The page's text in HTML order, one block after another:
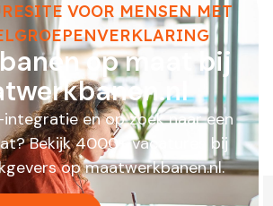
VOOR MENSEN MET
op maat bij
en op zoek naar een
Bekijk 4000+ vacatures bij
op maatwerkbanen.nl.